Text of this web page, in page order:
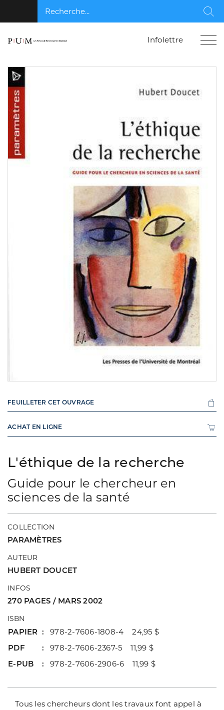
Recherche...
Infolettre
L'éthique de la recherche
Guide pour le chercheur en
sciences de la santé
COLLECTION
PARAMÈTRES
AUTEUR
HUBERT DOUCET
INFOS
270 PAGES / MARS 2002
ISBN
PAPIER
978-2-7606-1808-4 24,95 $
PDF
978-2-7606-2367-5 11,99 $
E-PUB
978-2-7606-2906-6 11,99 $
Tous les chercheurs dont les travaux font appel à
FEUILLETER CET OUVRAGE
ACHAT EN LIGNE